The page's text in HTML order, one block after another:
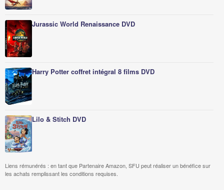
Jurassic World Renaissance DVD
Harry Potter coffret intégral 8 films DVD
Lilo & Stitch DVD
Liens rémunérés : en tant que Partenaire Amazon, SFU peut réaliser un bénéfice sur
les achats remplissant les conditions requises.